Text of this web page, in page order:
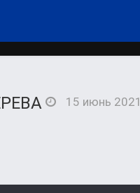
15 июнь 2021